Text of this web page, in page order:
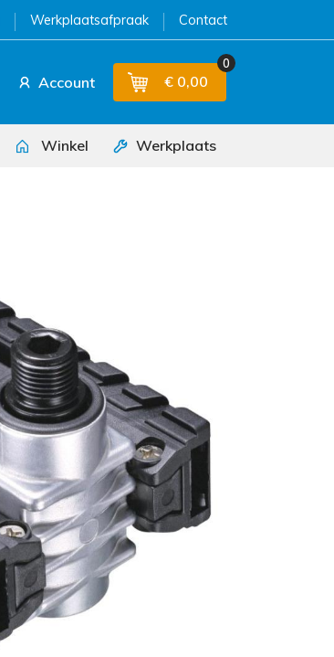
Werkplaatsafpraak Contact
Account € 0,00
0
Winkel Werkplaats